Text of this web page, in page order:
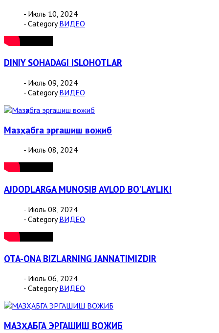
- Июль 10, 2024
- Category ВИДЕО
DINIY SOHADAGI ISLOHOTLAR
- Июль 09, 2024
- Category ВИДЕО
Мазҳабга эргашиш вожиб
- Июль 08, 2024
AJDODLARGA MUNOSIB AVLOD BO'LAYLIK!
- Июль 08, 2024
- Category ВИДЕО
OTA-ONA BIZLARNING JANNATIMIZDIR
- Июль 06, 2024
- Category ВИДЕО
МАЗҲАБГА ЭРГАШИШ ВОЖИБ